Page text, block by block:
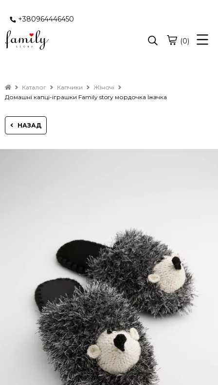
+380964446450
(0)
Каталог Капчики
Жіночі
Домашні капці-іграшки Family story мордочка Їжачка
НАЗАД